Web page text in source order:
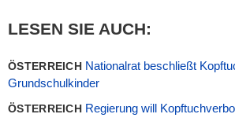
LESEN SIE AUCH:
ÖSTERREICH Nationalrat beschließt
Grundschulkinder
ÖSTERREICH Regierung will